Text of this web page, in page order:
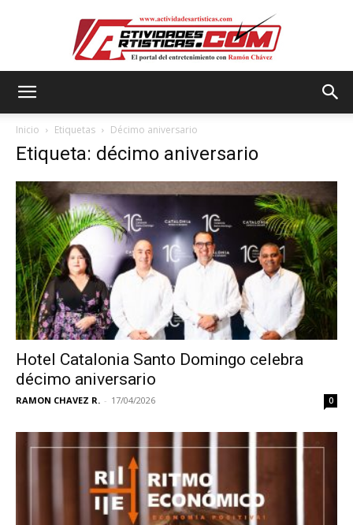
Inicio Etiquetas Décimo aniversario
Etiqueta: décimo aniversario
Hotel Catalonia Santo Domingo celebra
décimo aniversario
RAMON CHAVEZ R. - 17/04/2026 0